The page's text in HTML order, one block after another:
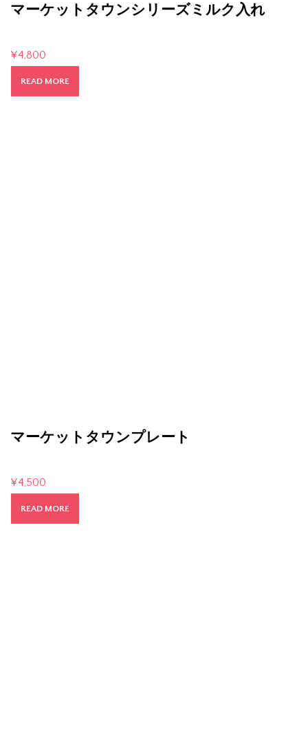
マーケットタウンシリーズミルク入れ
¥4,800
READ MORE
マーケットタウンプレート
¥4,500
READ MORE